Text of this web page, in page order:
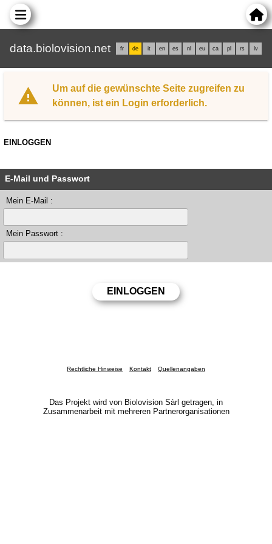
data.biolovision.net fr de it en es nl eu ca pl rs lv
Um auf die gewünschte Seite zugreifen zu
können, ist ein Login erforderlich.
EINLOGGEN
E-Mail und Passwort
Mein E-Mail :
Mein Passwort :
Rechtliche Hinweise Kontakt Quellenangaben
Das Projekt wird von Biolovision Sàrl getragen, in
Zusammenarbeit mit mehreren Partnerorganisationen